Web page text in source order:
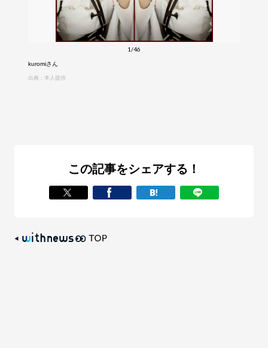
1/46
kuromiさん
出典：本人提供
この記事をシェアする！